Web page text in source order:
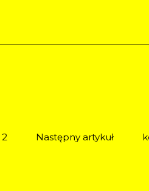
2 Następny artykuł